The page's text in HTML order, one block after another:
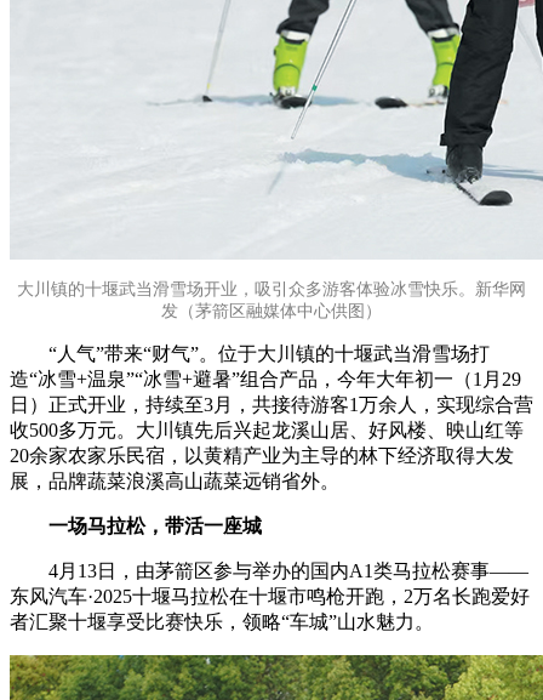
大川镇的十堰武当滑雪场开业，吸引众多游客体验冰雪快乐。新华网
发（茅箭区融媒体中心供图）
“人气”带来“财气”。位于大川镇的十堰武当滑雪场打
造“冰雪+温泉”“冰雪+避暑”组合产品，今年大年初一（1月29
日）正式开业，持续至3月，共接待游客1万余人，实现综合营
收500多万元。大川镇先后兴起龙溪山居、好风楼、映山红等
20余家农家乐民宿，以黄精产业为主导的林下经济取得大发
展，品牌蔬菜浪溪高山蔬菜远销省外。
一场马拉松，带活一座城
4月13日，由茅箭区参与举办的国内A1类马拉松赛事——
东风汽车·2025十堰马拉松在十堰市鸣枪开跑，2万名长跑爱好
者汇聚十堰享受比赛快乐，领略“车城”山水魅力。